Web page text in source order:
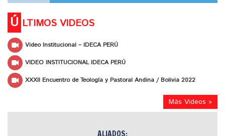
Ú LTIMOS VIDEOS
Video Institucional – IDECA PERÚ
VIDEO INSTITUCIONAL IDECA PERÚ
XXXII Encuentro de Teología y Pastoral Andina / Bolivia 2022
Más Videos »
ALIADOS: